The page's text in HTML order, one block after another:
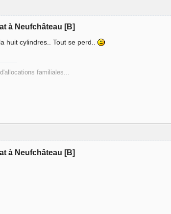
à Neufchâteau [B]
huit cylindres.. Tout se perd..
familiales...
à Neufchâteau [B]